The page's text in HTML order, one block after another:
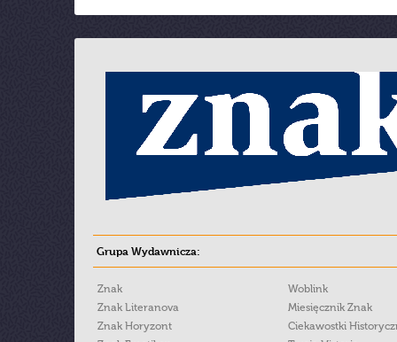
Grupa Wydawnicza:
Znak
Znak Literanova
Znak Horyzont
Woblink
Miesięcznik Znak
Ciekawostki